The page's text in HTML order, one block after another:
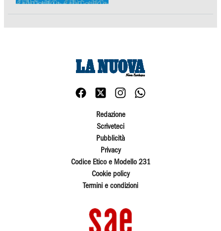
Redazione
Scriveteci
Pubblicità
Privacy
Codice Etico e Modello 231
Cookie policy
Termini e condizioni